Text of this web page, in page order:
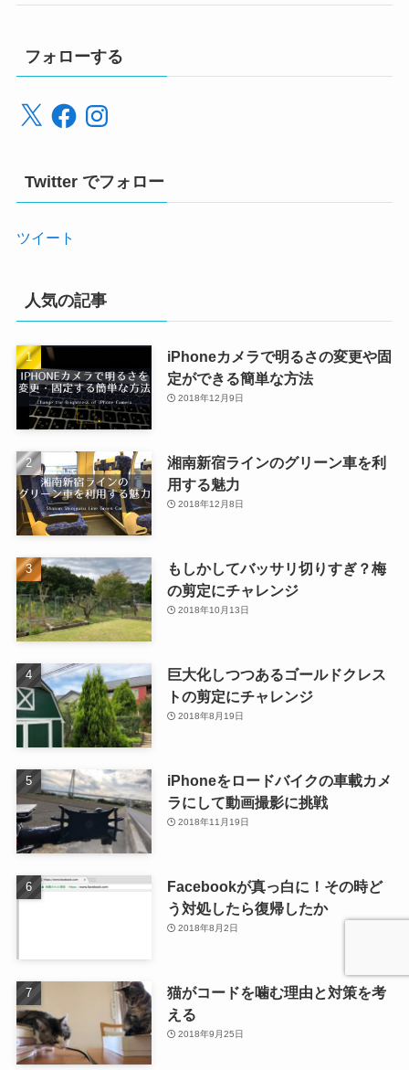
フォローする
X FacebookInstagram
Twitter でフォロー
ツイート
人気の記事
iPhoneカメラで明るさの変更や固
定ができる簡単な方法
2018年12月9日
湘南新宿ラインのグリーン車を利
用する魅力
2018年12月8日
もしかしてバッサリ切りすぎ？梅
の剪定にチャレンジ
2018年10月13日
巨大化しつつあるゴールドクレス
トの剪定にチャレンジ
2018年8月19日
iPhoneをロードバイクの車載カメ
ラにして動画撮影に挑戦
2018年11月19日
Facebookが真っ白に！その時ど
う対処したら復帰したか
2018年8月2日
猫がコードを噛む理由と対策を考
える
2018年9月25日